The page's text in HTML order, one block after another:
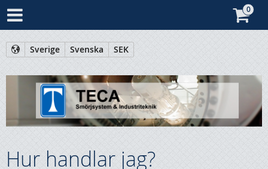
Sverige Svenska SEK
Hur handlar jag?